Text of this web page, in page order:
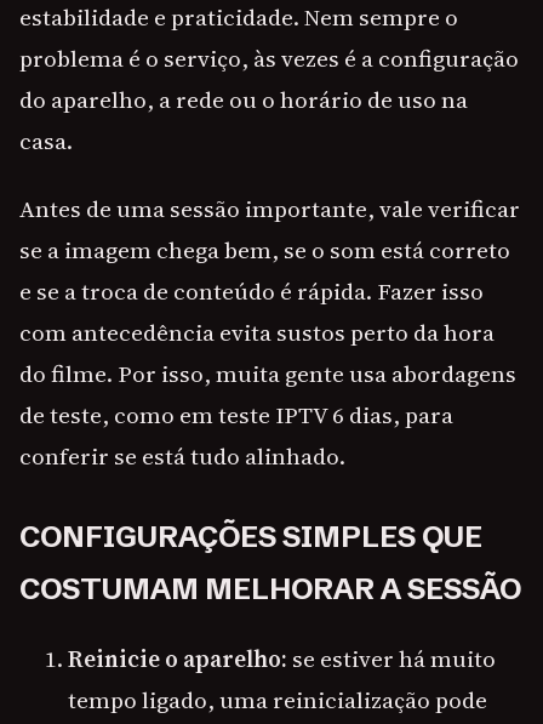
estabilidade e praticidade. Nem sempre o
problema é o serviço, às vezes é a configuração
do aparelho, a rede ou o horário de uso na
casa.
Antes de uma sessão importante, vale verificar
se a imagem chega bem, se o som está correto
e se a troca de conteúdo é rápida. Fazer isso
com antecedência evita sustos perto da hora
do filme. Por isso, muita gente usa abordagens
de teste, como em teste IPTV 6 dias, para
conferir se está tudo alinhado.
CONFIGURAÇÕES SIMPLES QUE
COSTUMAM MELHORAR A SESSÃO
Reinicie o aparelho: se estiver há muito
tempo ligado, uma reinicialização pode